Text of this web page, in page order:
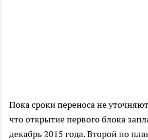
Пока сроки переноса не
что открытие первого блока
декабрь 2015 года. Второй по